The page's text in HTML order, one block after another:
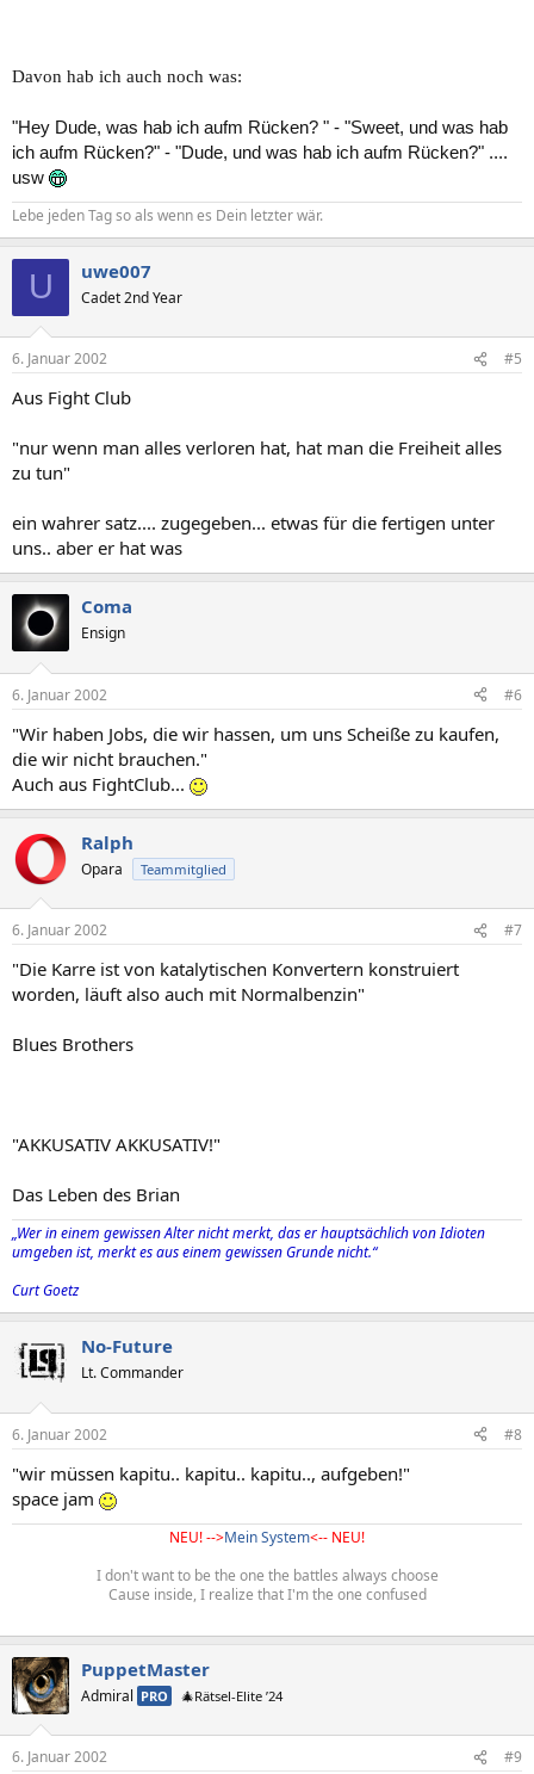
Davon hab ich auch noch was:
"Hey Dude, was hab ich aufm Rücken? " - "Sweet, und was hab
ich aufm Rücken?" - "Dude, und was hab ich aufm Rücken?" ....
usw
Lebe jeden Tag so als wenn es Dein letzter wär.
U uwe007
Cadet 2nd Year
6. Januar 2002 #5
Aus Fight Club
"nur wenn man alles verloren hat, hat man die Freiheit alles
zu tun"
ein wahrer satz.... zugegeben... etwas für die fertigen unter
uns.. aber er hat was
Coma
Ensign
6. Januar 2002 #6
"Wir haben Jobs, die wir hassen, um uns Scheiße zu kaufen,
die wir nicht brauchen."
Auch aus FightClub...
Ralph
Opara Teammitglied
6. Januar 2002 #7
"Die Karre ist von katalytischen Konvertern konstruiert
worden, läuft also auch mit Normalbenzin"
Blues Brothers
"AKKUSATIV AKKUSATIV!"
Das Leben des Brian
„Wer in einem gewissen Alter nicht merkt, das er hauptsächlich von Idioten
umgeben ist, merkt es aus einem gewissen Grunde nicht.“
Curt Goetz
No-Future
Lt. Commander
6. Januar 2002 #8
"wir müssen kapitu.. kapitu.. kapitu.., aufgeben!"
space jam
NEU! -->Mein System<-- NEU!
I don't want to be the one the battles always choose
Cause inside, I realize that I'm the one confused
PuppetMaster
Admiral PRO 🎄Rätsel-Elite ’24
6. Januar 2002 #9